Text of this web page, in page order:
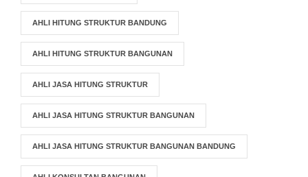
AHLI HITUNG STRUKTUR BANDUNG
AHLI HITUNG STRUKTUR BANGUNAN
AHLI JASA HITUNG STRUKTUR
AHLI JASA HITUNG STRUKTUR BANGUNAN
AHLI JASA HITUNG STRUKTUR BANGUNAN BANDUNG